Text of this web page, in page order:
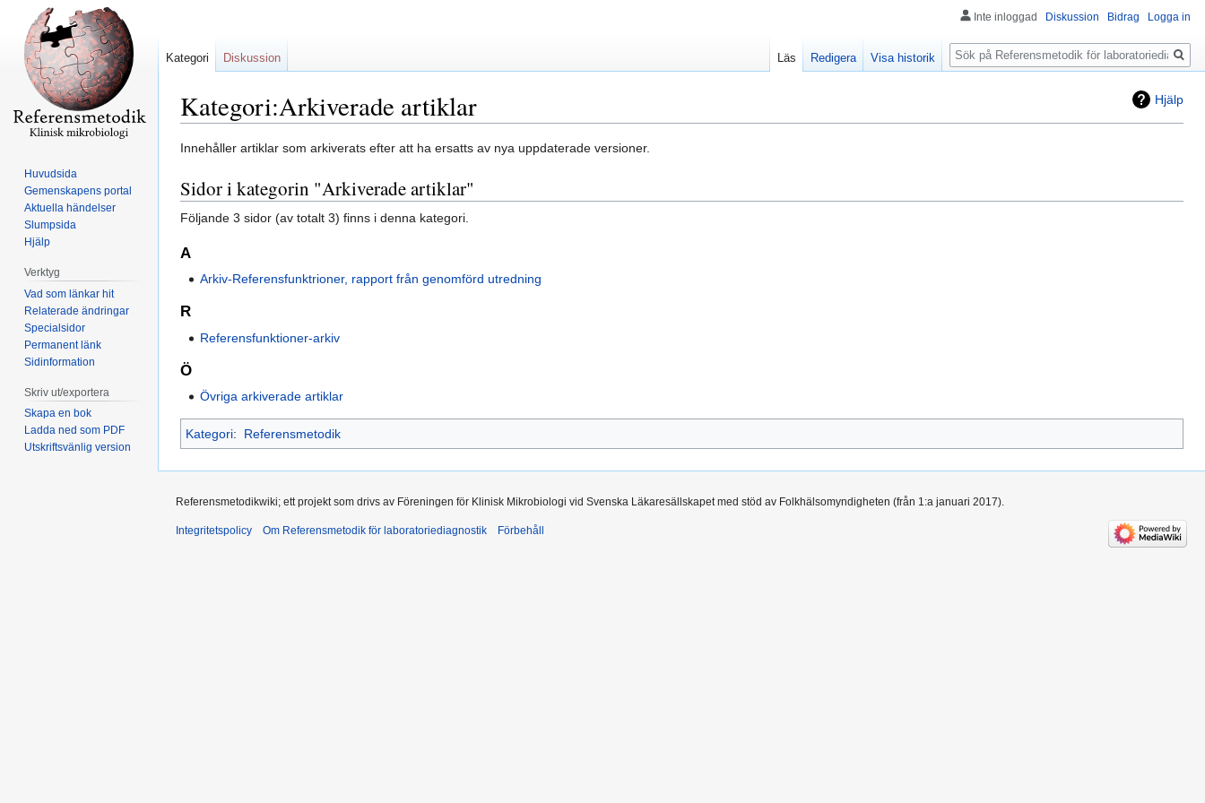
Hjälp
Kategori:Arkiverade artiklar
Hoppa
navigering
Hoppa
sök
Innehåller artiklar som arkiverats efter att ha ersatts av nya uppdaterade versioner.
Sidor i kategorin "Arkiverade artiklar"
Följande 3 sidor (av totalt 3) finns i denna kategori.
A
Arkiv-Referensfunktrioner, rapport från genomförd utredning
R
Referensfunktioner-arkiv
Ö
Övriga arkiverade artiklar
Kategori: Referensmetodik
Inte inloggad Diskussion Bidrag Logga in
Kategori Diskussion Läs Redigera Visa historik
Sök
Huvudsida
Gemenskapens portal
Aktuella händelser
Slumpsida
Hjälp
Verktyg
Vad som länkar hit
Relaterade ändringar
Specialsidor
Permanent länk
Sidinformation
Skriv ut/exportera
Skapa en bok
Ladda ned som PDF
Utskriftsvänlig version
Referensmetodikwiki; ett projekt som drivs av Föreningen för Klinisk Mikrobiologi vid Svenska Läkaresällskapet med stöd av Folkhälsomyndigheten (från 1:a januari 2017).
Integritetspolicy Om Referensmetodik för laboratoriediagnostik Förbehåll